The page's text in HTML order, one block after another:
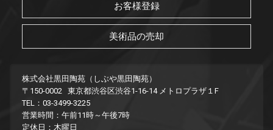
お客様登録
美術品の売却
株式会社黒田陶苑（しぶや黒田陶苑）
〒150-0002 東京都渋谷区渋谷1-16-14 メトロプラザ１F
TEL：03-3499-3225
営業時間：午前11時～午後7時
定休日：木曜日